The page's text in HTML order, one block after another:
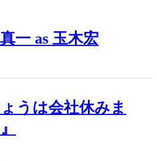
一 as 玉木宏
ょうは会社休みま